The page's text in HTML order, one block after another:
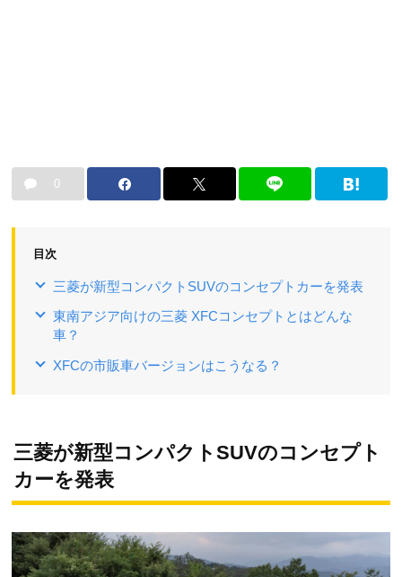
0
目次
三菱が新型コンパクトSUVのコンセプトカーを発表
東南アジア向けの三菱 XFCコンセプトとはどんな
車？
XFCの市販車バージョンはこうなる？
三菱が新型コンパクトSUVのコンセプト
カーを発表